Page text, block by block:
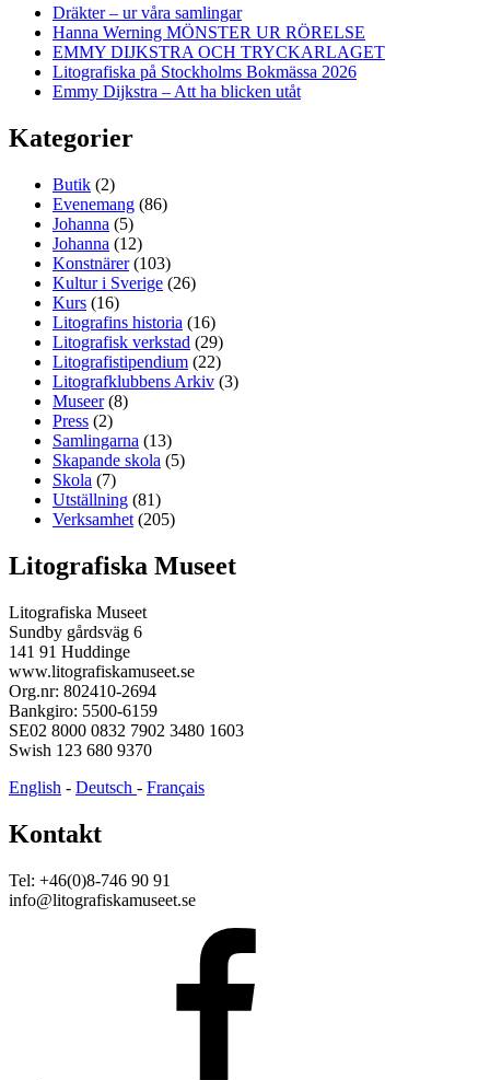
Dräkter – ur våra samlingar
Hanna Werning MÖNSTER UR RÖRELSE
EMMY DIJKSTRA OCH TRYCKARLAGET
Litografiska på Stockholms Bokmässa 2026
Emmy Dijkstra – Att ha blicken utåt
Kategorier
Butik (2)
Evenemang (86)
Johanna (5)
Johanna (12)
Konstnärer(103)
Kultur i Sverige (26)
Kurs (16)
Litografins historia (16)
Litografisk verkstad (29)
Litografistipendium (22)
Litografklubbens Arkiv (3)
Museer(8)
Press (2)
Samlingarna (13)
Skapande skola (5)
Skola (7)
Utställning (81)
Verksamhet (205)
Litografiska Museet
Litografiska Museet
Sundby gårdsväg 6
141 91 Huddinge
www.litografiskamuseet.se
Org.nr: 802410-2694
Bankgiro: 5500-6159
SE02 8000 0832 7902 3480 1603
Swish 123 680 9370
English - Deutsch - Français
Kontakt
Tel: +46(0)8-746 90 91
info@litografiskamuseet.se